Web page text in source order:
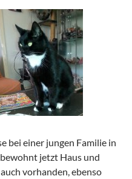
bei einer jungen Familie in
jetzt Haus und
vorhanden, ebenso